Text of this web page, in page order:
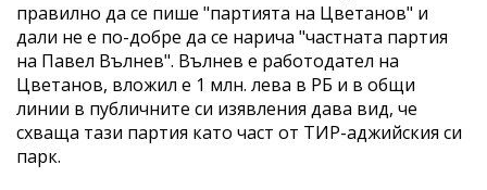
правилно да се пише "партията на Цветанов" и
дали не е по-добре да се нарича "частната партия
на Павел Вълнев". Вълнев е работодател на
Цветанов, вложил е 1 млн. лева в РБ и в общи
линии в публичните си изявления дава вид, че
схваща тази партия като част от ТИР-аджийския си
парк.